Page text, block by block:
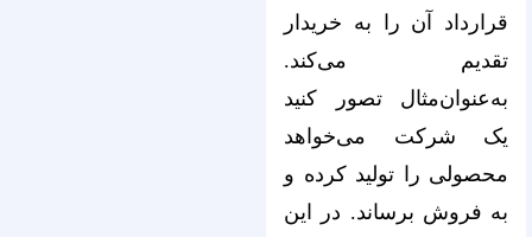
قرارداد آن را به خریدار
تقدیم می‌کند.
به‌عنوان‌مثال تصور کنید
یک شرکت می‌خواهد
محصولی را تولید کرده و
به فروش برساند. در این